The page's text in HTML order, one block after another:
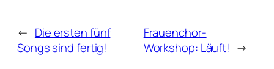
← Die ersten fünf
Songs sind fertig!
Frauenchor-
Workshop: Läuft! →